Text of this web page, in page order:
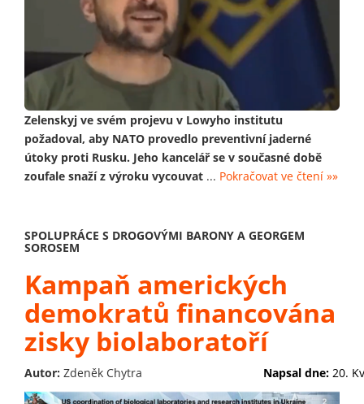
Zelenskyj ve svém projevu v Lowyho institutu
požadoval, aby NATO provedlo preventivní jaderné
útoky proti Rusku. Jeho kancelář se v současné době
zoufale snaží z výroku vycouvat ... Pokračovat ve čtení »»
SPOLUPRÁCE S DROGOVÝMI BARONY A GEORGEM
SOROSEM
Kampaň amerických
demokratů financována
zisky biolaboratoří
Autor: Zdeněk Chytra Napsal dne: 20.